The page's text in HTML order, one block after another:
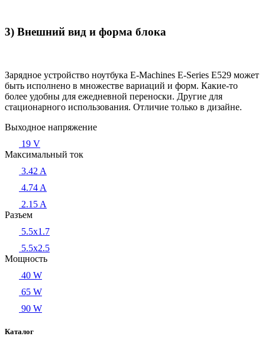
3) Внешний вид и форма блока
Зарядное устройство ноутбука E-Machines E-Series E529 может
быть исполнено в множестве вариаций и форм. Какие-то
более удобны для ежедневной переноски. Другие для
стационарного использования. Отличие только в дизайне.
Выходное напряжение
19 V
Максимальный ток
3.42 A
4.74 A
2.15 A
Разъем
5.5x1.7
5.5x2.5
Мощность
40 W
65 W
90 W
Каталог